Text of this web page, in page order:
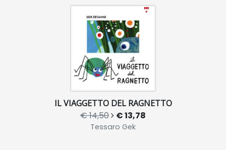
IL VIAGGETTO DEL RAGNETTO
€ 14,50 € 13,78
Tessaro Gek